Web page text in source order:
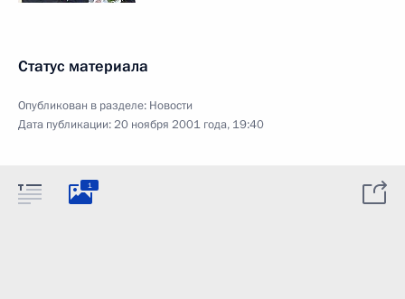
Статус материала
Опубликован в разделе: Новости
Дата публикации:20 ноября 2001 года, 19:40
1